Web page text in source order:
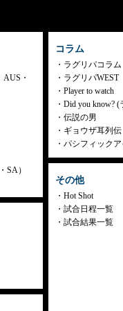
・
SA）
コラム
ラグリパコラム
ラグリパWEST
Player to watch
Did you know?
伝説の男
ギョウザ耳列伝
パシフィック
その他
Hot Shot
試合日程一覧
試合結果一覧